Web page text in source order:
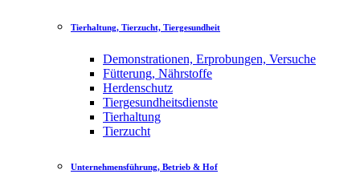
Tierhaltung, Tierzucht, Tiergesundheit
Demonstrationen, Erprobungen, Versuche
Fütterung, Nährstoffe
Herdenschutz
Tiergesundheitsdienste
Tierhaltung
Tierzucht
Unternehmensführung, Betrieb & Hof